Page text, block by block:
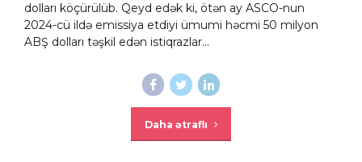
dolları köçürülüb. Qeyd edək ki, ötən ay ASCO-nun
2024-cü ildə emissiya etdiyi ümumi həcmi 50 milyon
ABŞ dolları təşkil edən istiqrazlar...
Daha ətraflı